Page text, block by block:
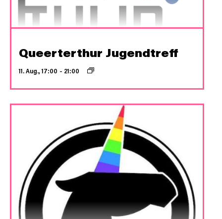
Queerterthur Jugendtreff
11. Aug., 17:00 – 21:00